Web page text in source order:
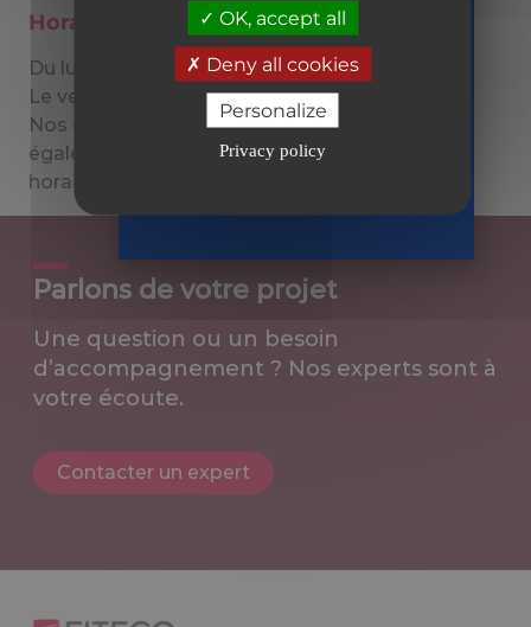
Horaires d’ouverture
Du lundi au jeudi : 9h00–18h00.
Le vendredi : 9h00–17h00.
Nos experts-comptables vous reçoivent
également sur rendez-vous en dehors des
horaires d’ouverture habituels.
Parlons de votre projet
Une question ou un besoin
d’accompagnement ? Nos experts sont à
votre écoute.
Contacter un expert
OK, accept all
Deny all cookies
Personalize
Privacy policy
Tous prêts
le 1er
septembre
2026
en toute
sérénité